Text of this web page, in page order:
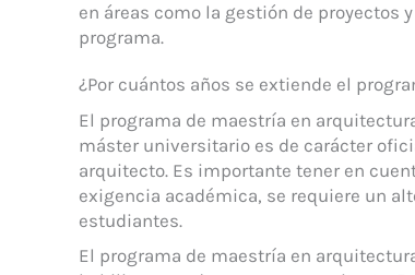
en áreas como la gestión de
programa.
¿Por cuántos años se extiende el
El programa de maestría en
máster universitario es de carácter
arquitecto. Es importante tener en
exigencia académica, se requiere un
estudiantes.
El programa de maestría en